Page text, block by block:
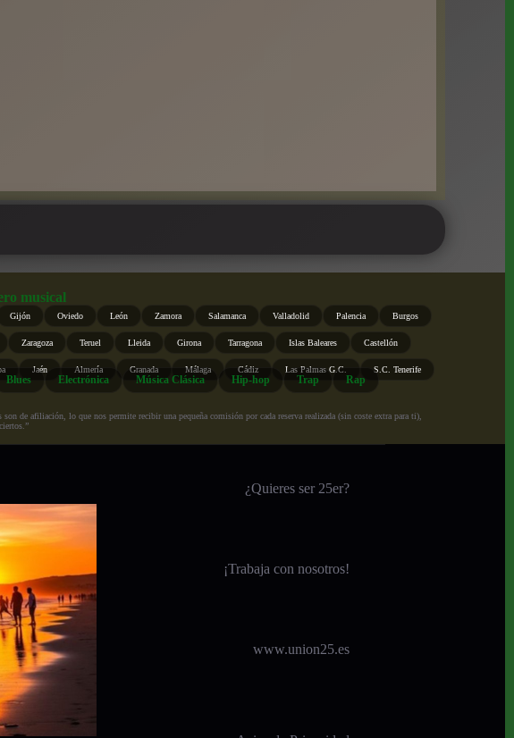
musical
Gijón Oviedo León Zamora Salamanca Valladolid Palencia Burgos
Zaragoza Teruel Lleida Girona Tarragona Islas Baleares Castellón
Jaén Almería Granada Málaga Cádiz Las Palmas G.C. S.C. Tenerife
Blues Electrónica Música Clásica Hip-hop Trap Rap
de afiliación, lo que nos permite recibir una pequeña comisión por cada reserva realizada (sin coste extra para ti),
¿Quieres ser 25er?
¡Trabaja con nosotros!
www.union25.es